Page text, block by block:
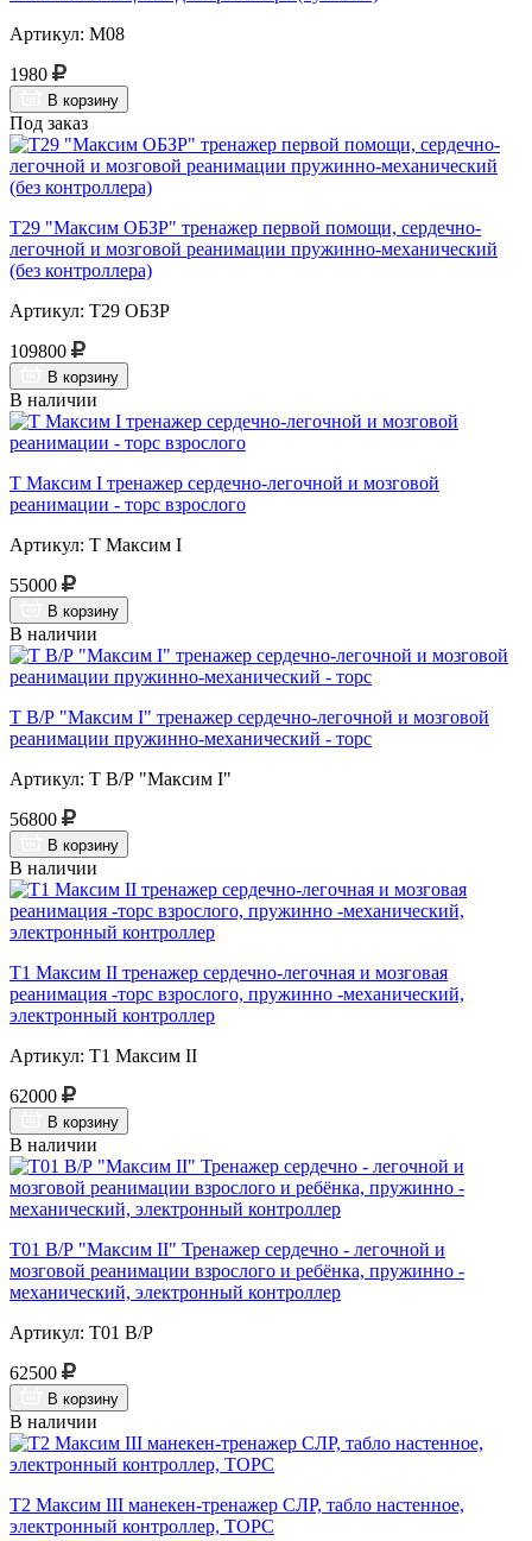
Артикул: М08
1980
В корзину
Под заказ
Т29 "Максим ОБЗР" тренажер первой помощи, сердечно-
легочной и мозговой реанимации пружинно-механический
(без контроллера)
Артикул: Т29 ОБЗР
109800
В корзину
В наличии
Т Максим I тренажер сердечно-легочной и мозговой
реанимации - торс взрослого
Артикул: Т Максим I
55000
В корзину
В наличии
Т В/Р "Максим I" тренажер сердечно-легочной и мозговой
реанимации пружинно-механический - торс
Артикул: Т В/Р "Максим I"
56800
В корзину
В наличии
Т1 Максим II тренажер сердечно-легочная и мозговая
реанимация -торс взрослого, пружинно -механический,
электронный контроллер
Артикул: Т1 Максим II
62000
В корзину
В наличии
Т01 В/Р "Максим II" Тренажер сердечно - легочной и
мозговой реанимации взрослого и ребёнка, пружинно -
механический, электронный контроллер
Артикул: Т01 В/Р
62500
В корзину
В наличии
Т2 Максим III манекен-тренажер СЛР, табло настенное,
электронный контроллер, ТОРС